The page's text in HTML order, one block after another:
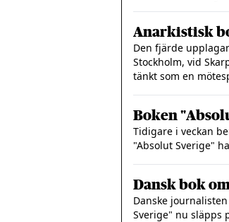
Anarkistisk
Den fjärde
Stockholm, vid
tänkt som en
Boken
Tidigare i veckan
"Absolut Sverige"
Dansk bok
Danske
Sverige" nu släpps